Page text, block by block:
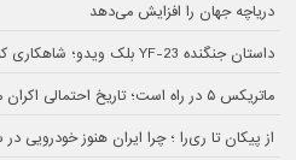
دریاچه جهان را افزایش می‌دهد
داستان جنگنده YF-23 بلک ویدو؛ شاهکاری که می‌توانست جای F-22 را بگیرد
ماتریکس ۵ در راه است؛ تاریخ احتمالی اکران مشخص شد
از پیکان تا ری‌را ؛ چرا ایران هنوز خودرویی